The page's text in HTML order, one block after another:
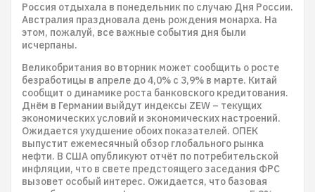
Россия отдыхала в понедельник по случаю Дня России.
Австралия праздновала день рождения монарха. На
этом, пожалуй, все важные события дня были
исчерпаны.
Великобритания во вторник может сообщить о росте
безработицы в апреле до 4,0% с 3,9% в марте. Китай
сообщит о динамике роста банковского кредитования.
Днём в Германии выйдут индексы ZEW – текущих
экономических условий и экономических настроений.
Ожидается ухудшение обоих показателей. ОПЕК
выпустит ежемесячный обзор глобального рынка
нефти. В США опубликуют отчёт по потребительской
инфляции, что в свете предстоящего заседания ФРС
вызовет особый интерес. Ожидается, что базовая